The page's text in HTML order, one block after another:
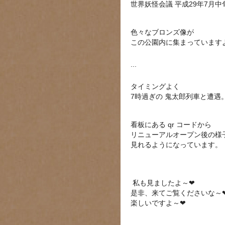
世界妖怪会議 平成29年7月中
色々なブロンズ像が
この公園内に集まっています
タイミングよく
7時過ぎの 鬼太郎列車と遭遇。
看板にある qr コードから
リニューアルオープン後の様
見れるようになっています。
私も見ましたよ～❤
是非、来てご覧くださいな～
楽しいですよ～❤